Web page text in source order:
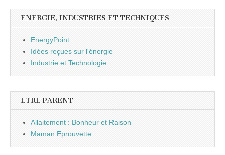
ENERGIE, INDUSTRIES ET TECHNIQUES
EnergyPoint
Idées reçues sur l'énergie
Industrie et Technologie
ETRE PARENT
Allaitement : Bonheur et Raison
Maman Eprouvette